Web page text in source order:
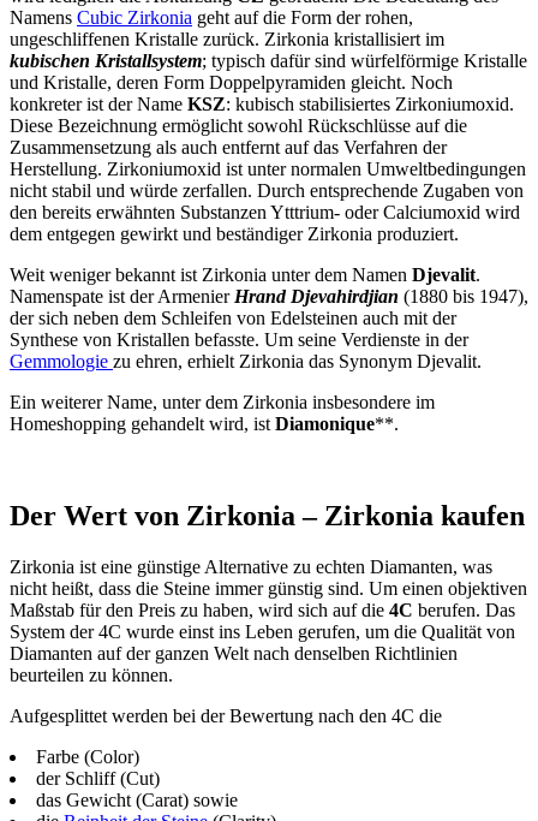
Namens Cubic Zirkonia geht auf die Form der rohen,
ungeschliffenen Kristalle zurück. Zirkonia kristallisiert im
kubischen Kristallsystem; typisch dafür sind würfelförmige Kristalle
und Kristalle, deren Form Doppelpyramiden gleicht. Noch
konkreter ist der Name KSZ: kubisch stabilisiertes Zirkoniumoxid.
Diese Bezeichnung ermöglicht sowohl Rückschlüsse auf die
Zusammensetzung als auch entfernt auf das Verfahren der
Herstellung. Zirkoniumoxid ist unter normalen Umweltbedingungen
nicht stabil und würde zerfallen. Durch entsprechende Zugaben von
den bereits erwähnten Substanzen Ytttrium- oder Calciumoxid wird
dem entgegen gewirkt und beständiger Zirkonia produziert.
Weit weniger bekannt ist Zirkonia unter dem Namen Djevalit.
Namenspate ist der Armenier Hrand Djevahirdjian (1880 bis 1947),
der sich neben dem Schleifen von Edelsteinen auch mit der
Synthese von Kristallen befasste. Um seine Verdienste in der
Gemmologie zu ehren, erhielt Zirkonia das Synonym Djevalit.
Ein weiterer Name, unter dem Zirkonia insbesondere im
Homeshopping gehandelt wird, ist Diamonique**.
Der Wert von Zirkonia – Zirkonia kaufen
Zirkonia ist eine günstige Alternative zu echten Diamanten, was
nicht heißt, dass die Steine immer günstig sind. Um einen objektiven
Maßstab für den Preis zu haben, wird sich auf die 4C berufen. Das
System der 4C wurde einst ins Leben gerufen, um die Qualität von
Diamanten auf der ganzen Welt nach denselben Richtlinien
beurteilen zu können.
Aufgesplittet werden bei der Bewertung nach den 4C die
Farbe (Color)
der Schliff (Cut)
das Gewicht (Carat) sowie